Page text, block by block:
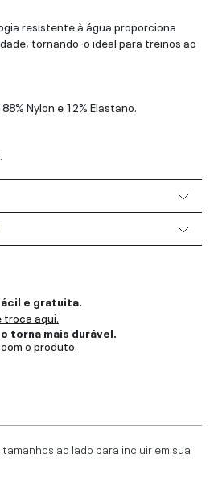
resistente à água proporciona
tornando-o ideal para treinos ao
Nylon e 12% Elastano.
e gratuita.
troca aqui.
torna mais durável.
o produto.
ao lado para incluir em sua